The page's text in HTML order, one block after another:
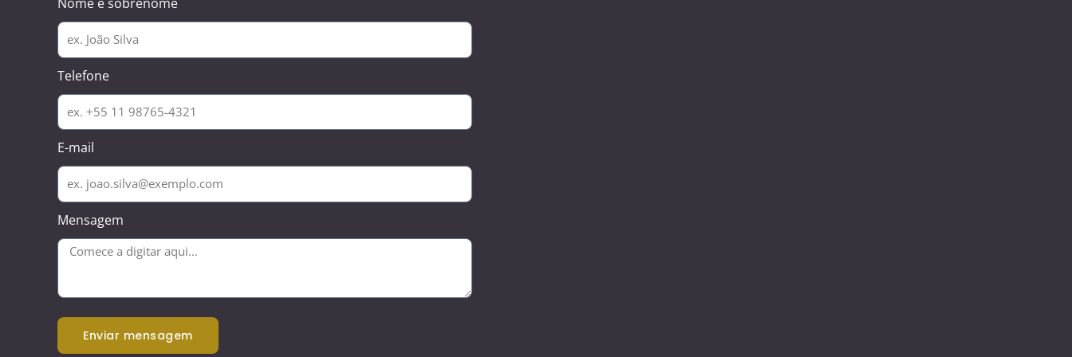
Telefone
E-mail
Mensagem
enviar mensagem